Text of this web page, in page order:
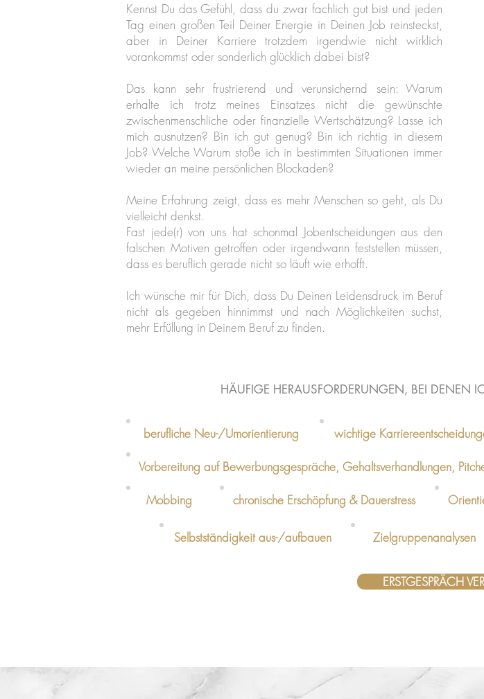
Kennst Du das Gefühl, dass du zwar fachlich gut bist und jeden
Tag einen großen Teil Deiner Energie in Deinen Job reinsteckst,
aber in Deiner Karriere trotzdem irgendwie nicht wirklich
vorankommst oder sonderlich glücklich dabei bist?
Das kann sehr frustrierend und verunsichernd sein: Warum
erhalte ich trotz meines Einsatzes nicht die gewünschte
zwischenmenschliche oder finanzielle Wertschätzung? Lasse ich
mich ausnutzen? Bin ich gut genug? Bin ich richtig in diesem
Job? Welche Warum stoße ich in bestimmten Situationen immer
wieder an meine persönlichen Blockaden?
Meine Erfahrung zeigt, dass es mehr Menschen so geht, als Du
vielleicht denkst.
Fast jede(r) von uns hat schonmal Jobentscheidungen aus den
falschen Motiven getroffen oder irgendwann feststellen müssen,
dass es beruflich gerade nicht so läuft wie erhofft.
Ich wünsche mir für Dich, dass Du Deinen Leidensdruck im Beruf
nicht als gegeben hinnimmst und nach Möglichkeiten suchst,
mehr Erfüllung in Deinem Beruf zu finden.
HÄUFIGE HERAUSFORDERUNGEN, BEI DENEN
berufliche Neu-/Umorientierung wichtige
Vorbereitung auf Bewerbungsgespräche, Gehaltsverhandlungen,
Mobbing chronische Erschöpfung & Dauerstress
Selbstständigkeit aus-/aufbauen Zielgruppenanalysen
ERSTGESPRÄCH